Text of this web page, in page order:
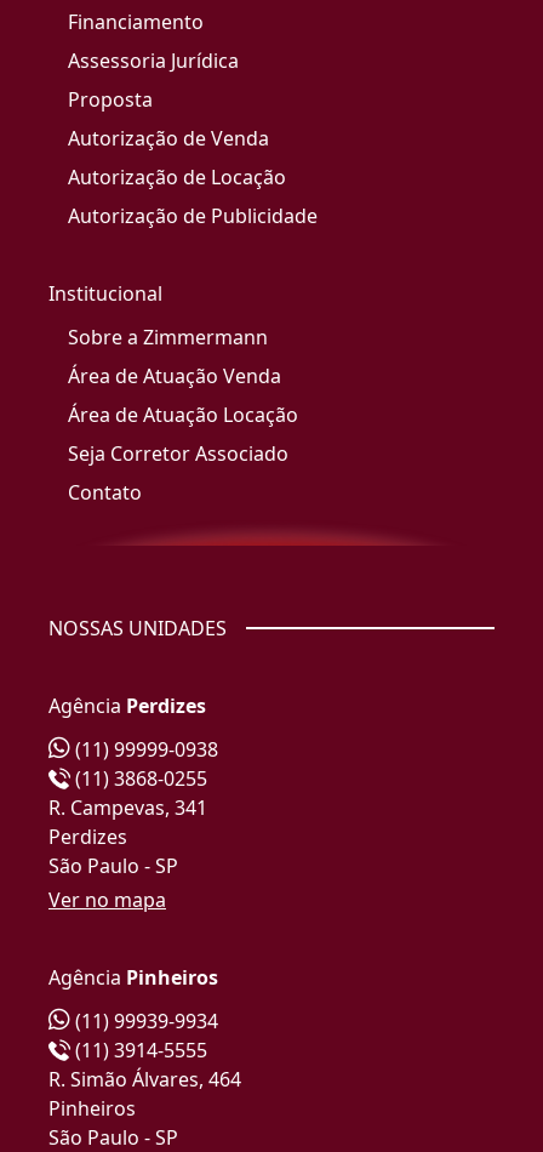
Financiamento
Assessoria Jurídica
Proposta
Autorização de Venda
Autorização de Locação
Autorização de Publicidade
Institucional
Sobre a Zimmermann
Área de Atuação Venda
Área de Atuação Locação
Seja Corretor Associado
Contato
NOSSAS UNIDADES
Agência Perdizes
(11) 99999-0938
(11) 3868-0255
R. Campevas, 341
Perdizes
São Paulo - SP
Ver no mapa
Agência Pinheiros
(11) 99939-9934
(11) 3914-5555
R. Simão Álvares, 464
Pinheiros
São Paulo - SP